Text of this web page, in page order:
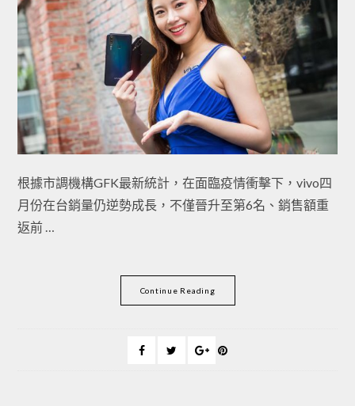
根據市調機構GFK最新統計，在面臨疫情衝擊下，vivo四
月份在台銷量仍逆勢成長，不僅晉升至第6名、銷售額重
返前 …
Continue Reading